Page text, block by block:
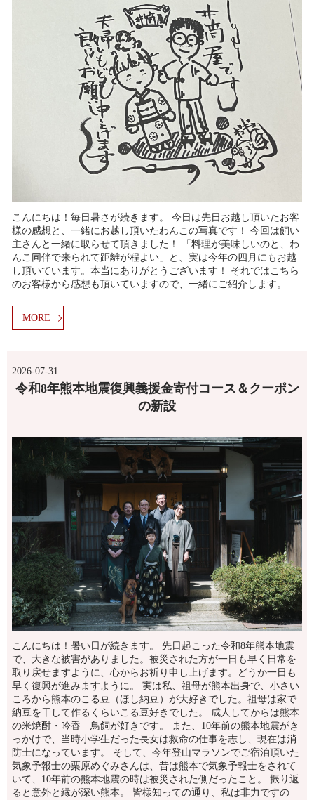
こんにちは！毎日暑さが続きます。 今日は先日お越し頂いたお客
様の感想と、一緒にお越し頂いたわんこの写真です！ 今回は飼い
主さんと一緒に取らせて頂きました！ 「料理が美味しいのと、わ
んこ同伴で来られて距離が程よい」と、実は今年の四月にもお越
し頂いています。本当にありがとうございます！ それではこちら
のお客様から感想も頂いていますので、一緒にご紹介します。
MORE
2026-07-31
令和8年熊本地震復興義援金寄付コース＆クーポン
の新設
こんにちは！暑い日が続きます。 先日起こった令和8年熊本地震
で、大きな被害がありました。被災された方が一日も早く日常を
取り戻せますように、心からお祈り申し上げます。どうか一日も
早く復興が進みますように。 実は私、祖母が熊本出身で、小さい
ころから熊本のこる豆（ほし納豆）が大好きでした。祖母は家で
納豆を干して作るくらいこる豆好きでした。 成人してからは熊本
の米焼酎・吟香 鳥飼が好きです。 また、10年前の熊本地震がき
っかけで、当時小学生だった長女は救命の仕事を志し、現在は消
防士になっています。 そして、今年登山マラソンでご宿泊頂いた
気象予報士の栗原めぐみさんは、昔は熊本で気象予報士をされて
いて、10年前の熊本地震の時は被災された側だったこと。 振り返
ると意外と縁が深い熊本。 皆様知っての通り、私は非力ですの